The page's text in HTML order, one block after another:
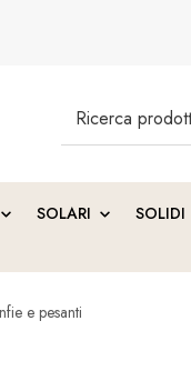
Search
for:
SOLARI SOLIDI
e pesanti